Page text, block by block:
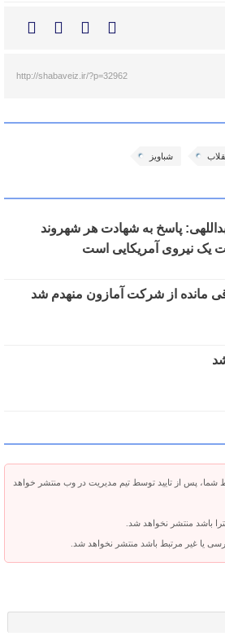
http://shabaveiz.ir/?p=32962
شباویز
پاسخ به شهادت هر شهروند
یک نیروی آمریکایی است
مانده از شرکت آمازون منهدم شد
شما، پس از تایید توسط تیم مدیریت در وب منتشر خواهد
باشد منتشر نخواهد شد.
یا غیر مرتبط باشد منتشر نخواهد شد.